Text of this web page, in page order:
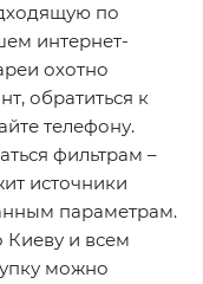
по
интернет-
охотно
обратиться к
телефону.
фильтрам –
источники
параметрам.
и всем
можно